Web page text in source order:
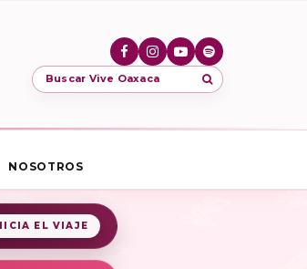
Buscar Vive Oaxaca
NOSOTROS
EL VIAJE